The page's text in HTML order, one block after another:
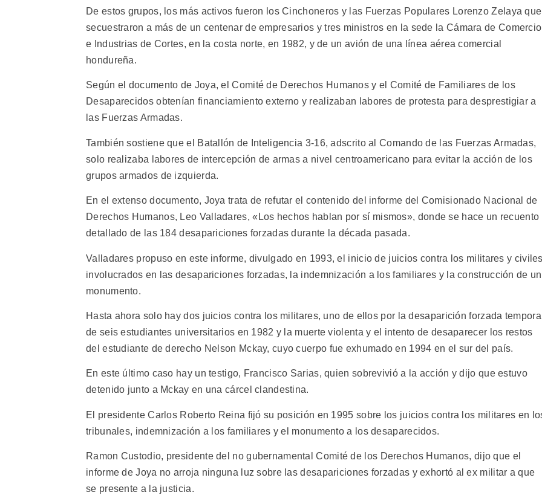
De estos grupos, los más activos fueron los Cinchoneros y las Fuerzas Populares Lorenzo Zelaya que
secuestraron a más de un centenar de empresarios y tres ministros en la sede la Cámara de Comercio
e Industrias de Cortes, en la costa norte, en 1982, y de un avión de una línea aérea comercial
hondureña.
Según el documento de Joya, el Comité de Derechos Humanos y el Comité de Familiares de los
Desaparecidos obtenían financiamiento externo y realizaban labores de protesta para desprestigiar a
las Fuerzas Armadas.
También sostiene que el Batallón de Inteligencia 3-16, adscrito al Comando de las Fuerzas Armadas,
solo realizaba labores de intercepción de armas a nivel centroamericano para evitar la acción de los
grupos armados de izquierda.
En el extenso documento, Joya trata de refutar el contenido del informe del Comisionado Nacional de
Derechos Humanos, Leo Valladares, «Los hechos hablan por sí mismos», donde se hace un recuento
detallado de las 184 desapariciones forzadas durante la década pasada.
Valladares propuso en este informe, divulgado en 1993, el inicio de juicios contra los militares y
involucrados en las desapariciones forzadas, la indemnización a los familiares y la construcción de un
monumento.
Hasta ahora solo hay dos juicios contra los militares, uno de ellos por la desaparición forzada
de seis estudiantes universitarios en 1982 y la muerte violenta y el intento de desaparecer los restos
del estudiante de derecho Nelson Mckay, cuyo cuerpo fue exhumado en 1994 en el sur del país.
En este último caso hay un testigo, Francisco Sarias, quien sobrevivió a la acción y dijo que estuvo
detenido junto a Mckay en una cárcel clandestina.
El presidente Carlos Roberto Reina fijó su posición en 1995 sobre los juicios contra los militares en
tribunales, indemnización a los familiares y el monumento a los desaparecidos.
Ramon Custodio, presidente del no gubernamental Comité de los Derechos Humanos, dijo que el
informe de Joya no arroja ninguna luz sobre las desapariciones forzadas y exhortó al ex militar a que
se presente a la justicia.